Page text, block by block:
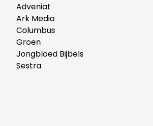
Adveniat
Ark Media
Columbus
Groen
Jongbloed Bijbels
Sestra